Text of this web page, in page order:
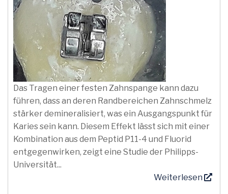
Das Tragen einer festen Zahnspange kann dazu
führen, dass an deren Randbereichen Zahnschmelz
stärker demineralisiert, was ein Ausgangspunkt für
Karies sein kann. Diesem Effekt lässt sich mit einer
Kombination aus dem Peptid P11-4 und Fluorid
entgegenwirken, zeigt eine Studie der Philipps-
Universität...
Weiterlesen